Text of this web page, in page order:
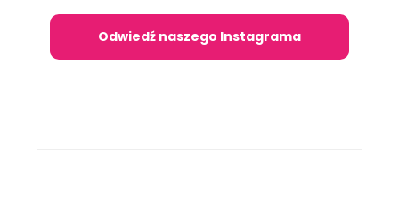
Odwiedź naszego Instagrama